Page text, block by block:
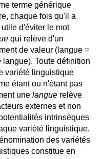
terme générique
chaque fois qu'il a
utile d'éviter le mot
qui relève d'un
de valeur (langue =
langue). Toute définition
variété linguistique
étant ou n'étant pas
une langue relève
externes et non
intrinsèques
variété linguistique.
des variétés
constitue en